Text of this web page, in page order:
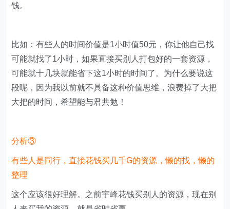
钱。
比如：有些人的时间价值是1小时值50元，你让他自己找
可能就找了1小时，如果直接买别人打包好的一套资源，
可能就十几块就能省下这1小时的时间了。为什么要说这
段呢，因为我以前就不具备这种价值思维，浪费掉了大把
大把的时间，希望能与君共勉！
分析③
有些人是同行，直接花钱买几千G的资源，懒的找，懒的
整理
这个应该很好理解。之前宇峰花钱买别人的资源，现在别